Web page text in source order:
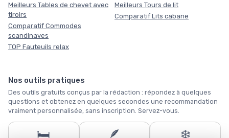
Meilleurs Tables de chevet avec
tiroirs
Comparatif Commodes
scandinaves
TOP Fauteuils relax
Meilleurs Tours de lit
Comparatif Lits cabane
Nos outils pratiques
Des outils gratuits conçus par la rédaction : répondez à quelques
questions et obtenez en quelques secondes une recommandation
vraiment personnalisée, sans inscription. Servez-vous.
🛏️ 🪶 ❄️